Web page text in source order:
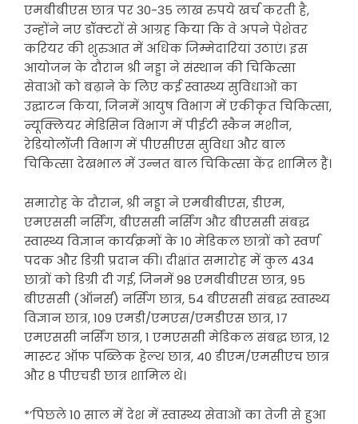
एमबीबीएस छात्र पर 30-35 लाख रुपये खर्च करती है,
उन्होंने नए डॉक्टरों से आग्रह किया कि वे अपने पेशेवर
करियर की शुरुआत में अधिक जिम्मेदारियां उठाएं। इस
आयोजन के दौरान श्री नड्डा ने संस्थान की चिकित्सा
सेवाओं को बढ़ाने के लिए कई स्वास्थ्य सुविधाओं का
उद्घाटन किया, जिनमें आयुष विभाग में एकीकृत चिकित्सा,
न्यूक्लियर मेडिसिन विभाग में पीईटी स्कैन मशीन,
रेडियोलॉजी विभाग में पीएसीएस सुविधा और बाल
चिकित्सा देखभाल में उन्नत बाल चिकित्सा केंद्र शामिल हैं।
समारोह के दौरान, श्री नड्डा ने एमबीबीएस, डीएम,
एमएससी नर्सिंग, बीएससी नर्सिंग और बीएससी संबद्ध
स्वास्थ्य विज्ञान कार्यक्रमों के 10 मेडिकल छात्रों को स्वर्ण
पदक और डिग्री प्रदान की। दीक्षांत समारोह में कुल 434
छात्रों को डिग्री दी गई, जिनमें 98 एमबीबीएस छात्र, 95
बीएससी (ऑनर्स) नर्सिंग छात्र, 54 बीएससी संबद्ध स्वास्थ्य
विज्ञान छात्र, 109 एमडी/एमएस/एमडीएस छात्र, 17
एमएससी नर्सिंग छात्र, 1 एमएससी मेडिकल संबद्ध छात्र, 12
मास्टर ऑफ पब्लिक हेल्थ छात्र, 40 डीएम/एमसीएच छात्र
और 8 पीएचडी छात्र शामिल थे।
*’पिछले 10 साल में देश में स्वास्थ्य सेवाओं का तेजी से हुआ